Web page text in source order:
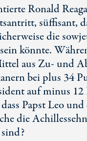
Ronald
süffisant,
die
könnte.
aus Zu- und
bei plus 34
auf minus 12
Papst Leo
die